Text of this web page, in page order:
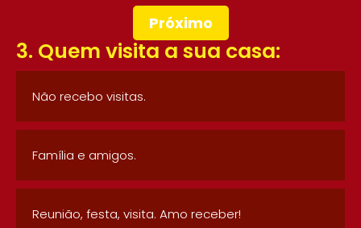
Próximo
3. Quem visita a sua casa:
Não recebo visitas.
Família e amigos.
Reunião, festa, visita. Amo receber!